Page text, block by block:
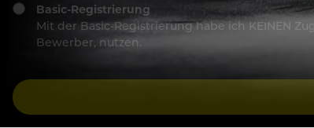
Basic-Registrierung
Mit der Basic-Registrierung habe ich KEINEN
Bewerber, nutzen.